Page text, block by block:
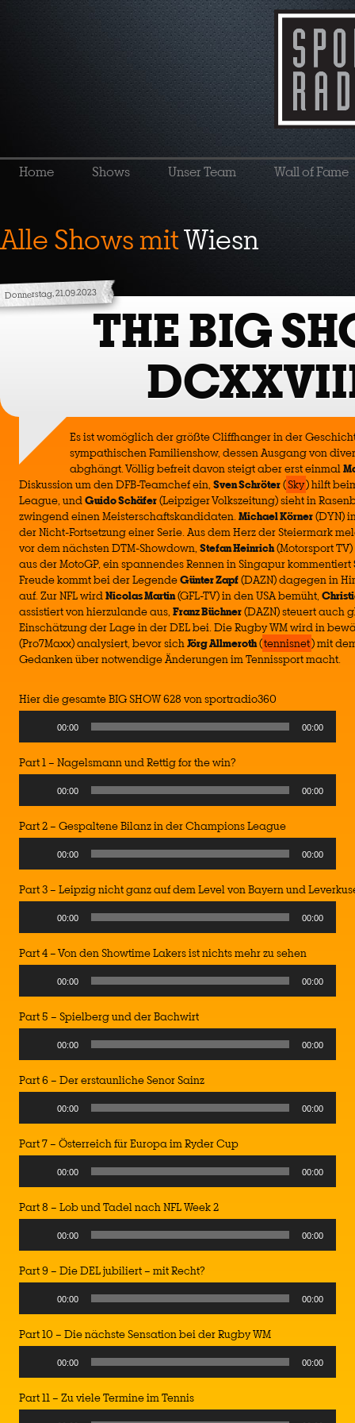
Home Shows Unser Team Wall of Fame
Alle Shows mitWiesn
Donnerstag, 21.09.2023
THE BIG
Es ist womöglich der größte Cliffhanger in der
sympathischen Familienshow, dessen Ausgang von
abghängt. Völlig befreit davon steigt aber erst einmal
Diskussion um den DFB-Teamchef ein, Sven Schröter(Sky) hilft
League, undGuido Schäfer(Leipziger Volkszeitung) sieht in
zwingend einen Meisterschaftskandidaten.Michael Körner(DYN)
der Nicht-Fortsetzung einer Serie. Aus dem Herz der Steiermark
vor dem nächsten DTM-Showdown, Stefan Heinrich(Motorsport
aus der MotoGP, ein spannendes Rennen in Singapur kommentiert
Freude kommt bei der LegendeGünter Zapf(DAZN) dagegen in
auf. Zur NFL wirdNicolas Martin(GFL-TV) in den USA bemüht,
assistiert von hierzulande aus, Franz Büchner(DAZN) steuert auch
Einschätzung der Lage in der DEL bei. Die Rugby WM wird in
(Pro7Maxx) analysiert, bevor sichJörg Allmeroth(tennisnet) mit
Gedanken über notwendige Änderungen im Tennissport macht.
Hier die gesamte BIG SHOW 628 von sportradio360
Player
00:00 00:00
Part 1 – Nagelsmann und Rettig for the win?
Player
00:00 00:00
Part 2 – Gespaltene Bilanz in der Champions League
Player
00:00 00:00
Part 3 – Leipzig nicht ganz auf dem Level von Bayern und
Player
00:00 00:00
Part 4 – Von den Showtime Lakers ist nichts mehr zu sehen
Player
00:00 00:00
Part 5 – Spielberg und der Bachwirt
Player
00:00 00:00
Part 6 – Der erstaunliche Senor Sainz
Player
00:00 00:00
Part 7 – Österreich für Europa im Ryder Cup
Player
00:00 00:00
Part 8 – Lob und Tadel nach NFL Week 2
Player
00:00 00:00
Part 9 – Die DEL jubiliert – mit Recht?
Player
00:00 00:00
Part 10 – Die nächste Sensation bei der Rugby WM
Player
00:00 00:00
Part 11 – Zu viele Termine im Tennis